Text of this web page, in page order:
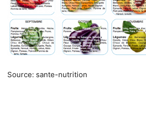
Source: sante-nutrition